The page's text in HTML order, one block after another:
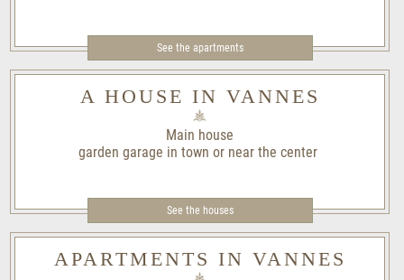
See the apartments
A HOUSE IN VANNES
Main house
garden garage in town or near the center
See the houses
APARTMENTS IN VANNES